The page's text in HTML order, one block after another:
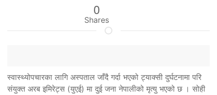
0
Shares
स्वास्थ्योपचारका लागि अस्पताल जाँदै गर्दा भएको ट्याक्सी दुर्घटनामा परि
संयुक्त अरब इमिरेट्स (युएई) मा दुई जना नेपालीको मृत्यु भएको छ । सोही